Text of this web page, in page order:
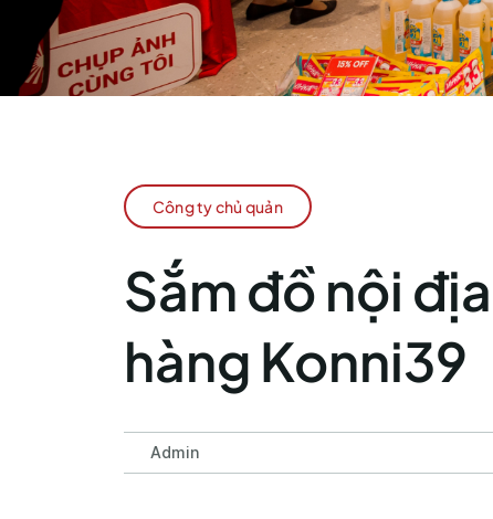
Công ty chủ quản
Sắm đồ nội
hàng Konni39
Admin